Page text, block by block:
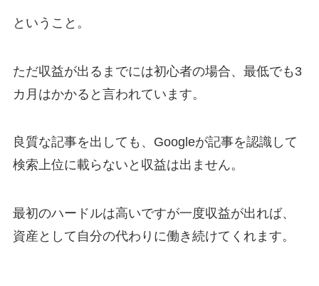
ということ。
ただ収益が出るまでには初心者の場合、最低でも3
カ月はかかると言われています。
良質な記事を出しても、Googleが記事を認識して
検索上位に載らないと収益は出ません。
最初のハードルは高いですが一度収益が出れば、
資産として自分の代わりに働き続けてくれます。